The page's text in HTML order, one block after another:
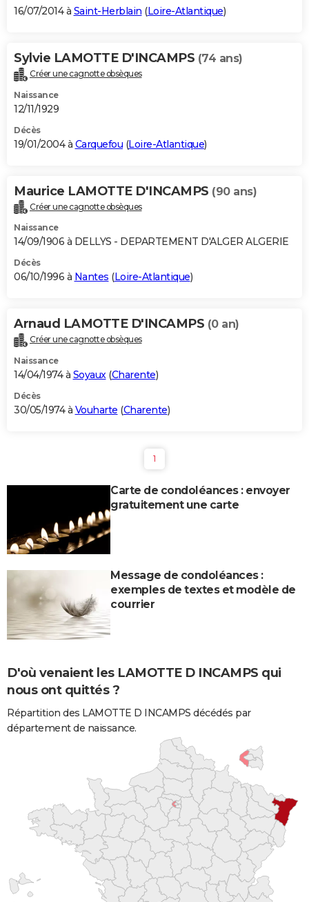
16/07/2014 à Saint-Herblain (Loire-Atlantique)
Sylvie LAMOTTE D'INCAMPS (74 ans)
Créer une cagnotte obsèques
Naissance
12/11/1929
Décès
19/01/2004 à Carquefou (Loire-Atlantique)
Maurice LAMOTTE D'INCAMPS (90 ans)
Créer une cagnotte obsèques
Naissance
14/09/1906 à DELLYS - DEPARTEMENT D'ALGER ALGERIE
Décès
06/10/1996 à Nantes (Loire-Atlantique)
Arnaud LAMOTTE D'INCAMPS (0 an)
Créer une cagnotte obsèques
Naissance
14/04/1974 à Soyaux(Charente)
Décès
30/05/1974 à Vouharte (Charente)
1
Carte de condoléances : envoyer
gratuitement une carte
Message de condoléances :
exemples de textes et modèle de
courrier
D'où venaient les LAMOTTE D INCAMPS qui
nous ont quittés ?
Répartition des LAMOTTE D INCAMPS décédés par
département de naissance.